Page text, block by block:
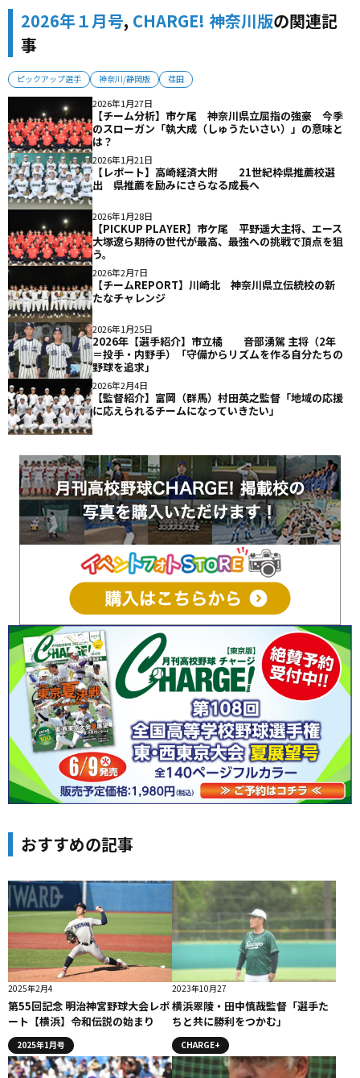
2026年１月号, CHARGE! 神奈川版の関連記
事
ピックアップ選手 神奈川/静岡版 荏田
2026年1月27日
【チーム分析】市ケ尾 神奈川県立屈指の強豪 今季
のスローガン「執大成（しゅうたいさい）」の意味と
は？
2026年1月21日
【レポート】高崎経済大附 21世紀枠県推薦校選
出 県推薦を励みにさらなる成長へ
2026年1月28日
【PICKUP PLAYER】市ケ尾 平野遥大主将、エース
大塚遼ら期待の世代が最高、最強への挑戦で頂点を狙
う。
2026年2月7日
【チームREPORT】川崎北 神奈川県立伝統校の新
たなチャレンジ
2026年1月25日
2026年【選手紹介】市立橘 音部湧駕 主将（2年
＝投手・内野手）「守備からリズムを作る自分たちの
野球を追求」
2026年2月4日
【監督紹介】富岡（群馬）村田英之監督「地域の応援
に応えられるチームになっていきたい」
おすすめの記事
2025年2月4
第55回記念 明治神宮野球大会レポ
ート【横浜】令和伝説の始まり
2025年1月号
2023年10月27
横浜翠陵・田中慎哉監督「選手た
ちと共に勝利をつかむ」
CHARGE+